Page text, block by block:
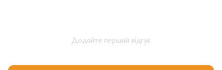
Додайте перший відгук